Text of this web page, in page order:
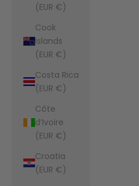
(EUR €)
Cook
Islands
(EUR €)
Costa Rica
(EUR €)
Côte
d’Ivoire
(EUR €)
Croatia
(EUR €)